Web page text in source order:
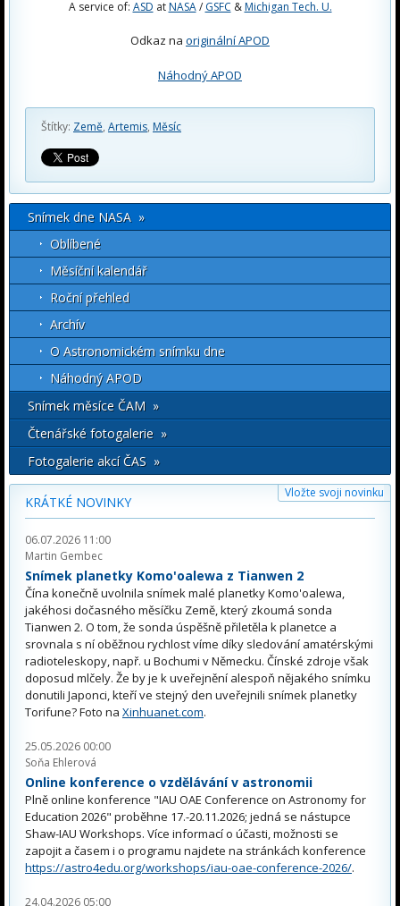
A service of: ASD atNASA/ GSFC &Michigan Tech. U.
Odkaz na originální APOD
Náhodný APOD
Štítky: Země, Artemis, Měsíc
Snímek dne NASA »
Oblíbené
Měsíční kalendář
Roční přehled
Archív
O Astronomickém snímku dne
Náhodný APOD
Snímek měsíce ČAM »
Čtenářské fotogalerie »
Fotogalerie akcí ČAS »
Vložte svoji novinku
KRÁTKÉ NOVINKY
06.07.2026 11:00
Martin Gembec
Snímek planetky Komo'oalewa z Tianwen 2
Čína konečně uvolnila snímek malé planetky Komo'oalewa,
jakéhosi dočasného měsíčku Země, který zkoumá sonda
Tianwen 2. O tom, že sonda úspěšně přiletěla k planetce a
srovnala s ní oběžnou rychlost víme díky sledování amatérskými
radioteleskopy, např. u Bochumi v Německu. Čínské zdroje však
doposud mlčely. Že by je k uveřejnění alespoň nějakého snímku
donutili Japonci, kteří ve stejný den uveřejnili snímek planetky
Torifune? Foto na Xinhuanet.com.
25.05.2026 00:00
Soňa Ehlerová
Online konference o vzdělávání v astronomii
Plně online konference "IAU OAE Conference on Astronomy for
Education 2026" proběhne 17.-20.11.2026; jedná se nástupce
Shaw-IAU Workshops. Více informací o účasti, možnosti se
zapojit a časem i o programu najdete na stránkách konference
https://astro4edu.org/workshops/iau-oae-conference-2026/.
24.04.2026 05:00